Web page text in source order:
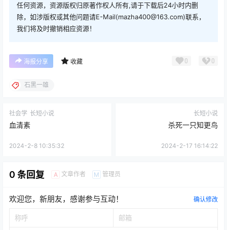
任何资源，资源版权归原著作权人所有,请于下载后24小时内删
除，如涉版权或其他问题请E-Mail(mazha400@163.com)联系，
我们将及时撤销相应资源！
海报分享 收藏 0 0
石黑一雄
社会学 长短小说
血清素
2024-2-8 10:35:32
长短小说
杀死一只知更鸟
2024-2-17 16:14:22
0 条回复 A 文章作者 M 管理员
欢迎您，新朋友，感谢参与互动！ 确认修改